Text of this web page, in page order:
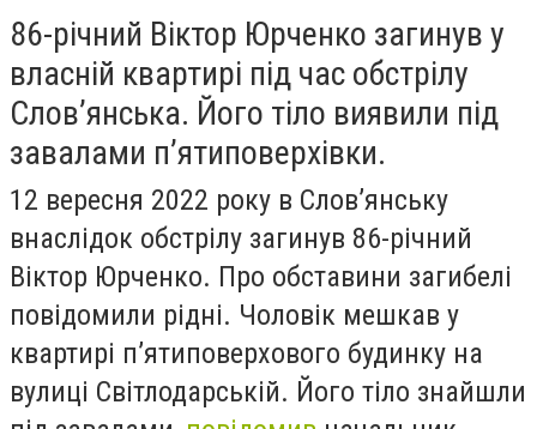
86-річний Віктор Юрченко загинув у
власній квартирі під час обстрілу
Слов’янська. Його тіло виявили під
завалами п’ятиповерхівки.
12 вересня 2022 року в Слов’янську
внаслідок обстрілу загинув 86-річний
Віктор Юрченко. Про обставини загибелі
повідомили рідні. Чоловік мешкав у
квартирі п’ятиповерхового будинку на
вулиці Світлодарській. Його тіло знайшли